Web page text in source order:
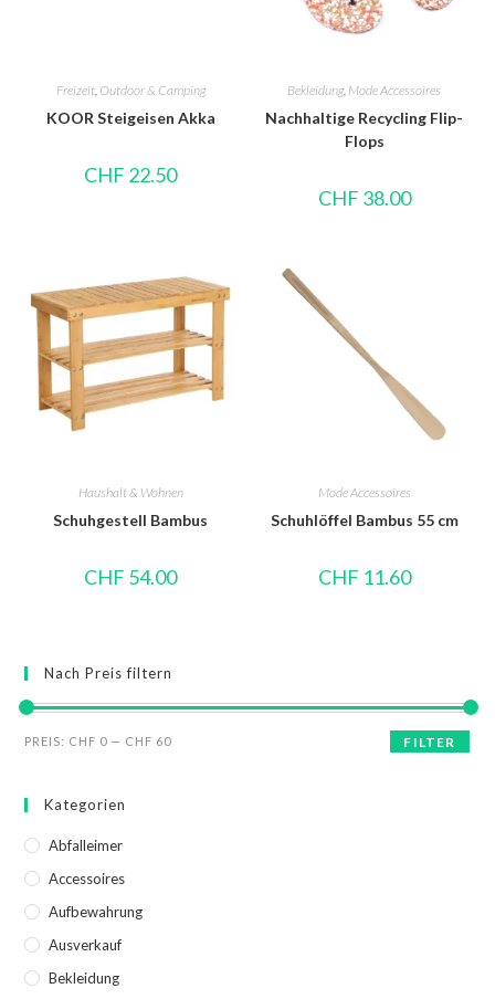
Freizeit, Outdoor & Camping
KOOR Steigeisen Akka
CHF 22.50
Bekleidung, Mode Accessoires
Nachhaltige Recycling Flip-
Flops
CHF 38.00
Haushalt & Wohnen
Schuhgestell Bambus
CHF 54.00
Mode Accessoires
Schuhlöffel Bambus 55 cm
CHF 11.60
Nach Preis filtern
FILTER
PREIS: CHF 0 — CHF 60
Kategorien
Abfalleimer
Accessoires
Aufbewahrung
Ausverkauf
Bekleidung